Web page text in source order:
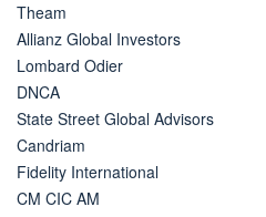
Theam
Allianz Global Investors
Lombard Odier
DNCA
State Street Global Advisors
Candriam
Fidelity International
CM CIC AM